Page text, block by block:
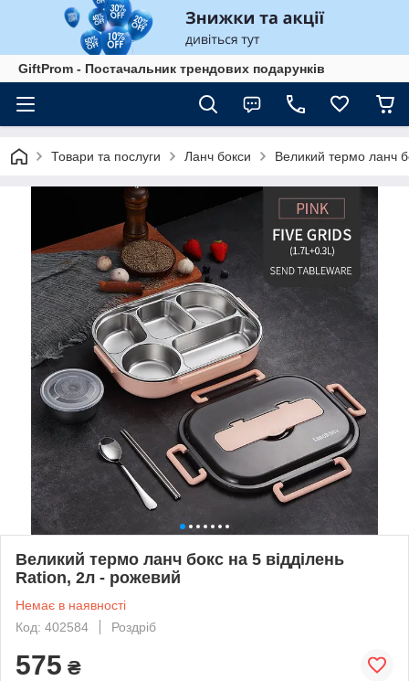
GiftProm - Постачальник трендових подарунків
Товари та послуги Ланч бокси Великий термо ланч
Великий термо ланч бокс на 5 відділень
Ration, 2л - рожевий
Немає в наявності
Код: 402584
Роздріб
575 ₴